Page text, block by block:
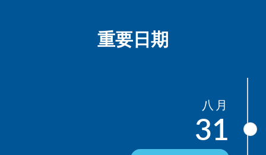
重要日期
八月
31